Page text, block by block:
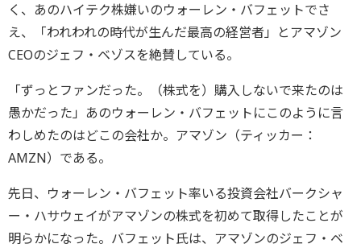
く、あのハイテク株嫌いのウォーレン・バフェットでさ
え、「われわれの時代が生んだ最高の経営者」とアマゾン
CEOのジェフ・ベゾスを絶賛している。
「ずっとファンだった。（株式を）購入しないで来たのは
愚かだった」あのウォーレン・バフェットにこのように言
わしめたのはどこの会社か。アマゾン（ティッカー：
AMZN）である。
先日、ウォーレン・バフェット率いる投資会社バークシャ
ー・ハサウェイがアマゾンの株式を初めて取得したことが
明らかになった。バフェット氏は、アマゾンのジェフ・ベ